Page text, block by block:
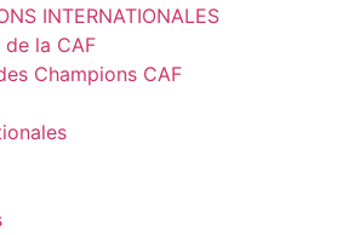
INTERNATIONALES
de la CAF
Champions CAF